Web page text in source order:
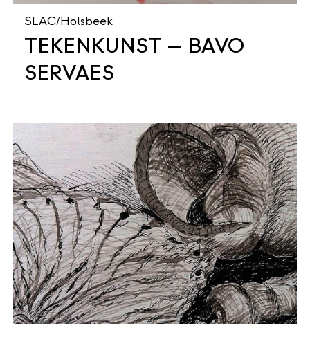
SLAC/Holsbeek
TEKENKUNST — BAVO
SERVAES